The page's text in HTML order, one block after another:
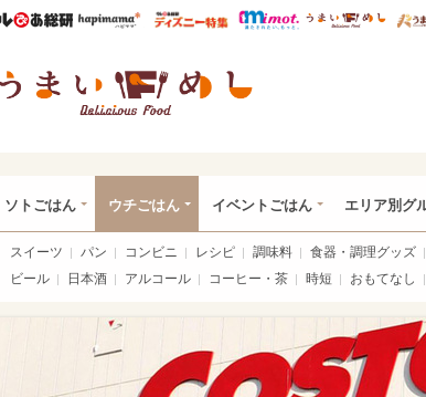
ウレぴあ総研ハピママ* ウレぴあ総研 ディズニー
mimot. うま
ソトごはん ウチごはん イベントごはん エリア別グ
スイーツ パン コンビニ レシピ 調味料 食器・調理グッズ
ビール
日本酒 アルコール コーヒー・茶 時短 おもてなし